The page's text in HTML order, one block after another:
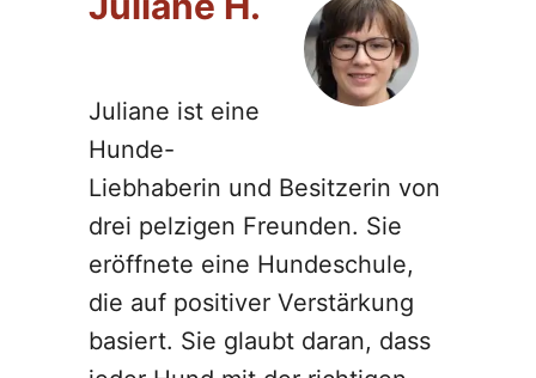
Juliane ist eine
Hunde-
Liebhaberin und Besitzerin von
drei pelzigen Freunden. Sie
eröffnete eine Hundeschule,
die auf positiver Verstärkung
basiert. Sie glaubt daran, dass